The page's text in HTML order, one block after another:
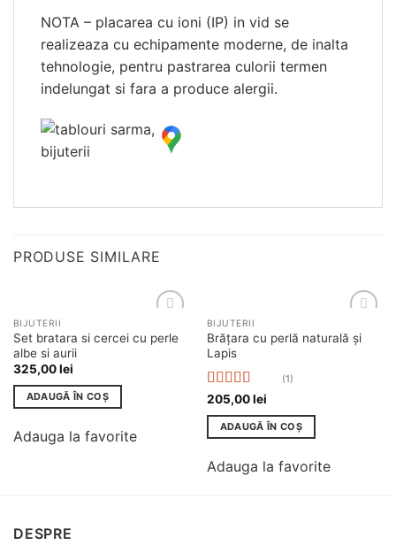
NOTA – placarea cu ioni (IP) in vid se
realizeaza cu echipamente moderne, de inalta
tehnologie, pentru pastrarea culorii termen
indelungat si fara a produce alergii.
PRODUSE SIMILARE
Adauga
la
BIJUTERII
Set bratara si cercei cu perle
albe si aurii
325,00lei
ADAUGĂ ÎN COȘ
Adauga la favorite
Adauga
la
BIJUTERII
Brățara cu perlă naturală și
Lapis
Evaluat la
5.00din 5
(1)
205,00lei
ADAUGĂ ÎN COȘ
Adauga la favorite
DESPRE